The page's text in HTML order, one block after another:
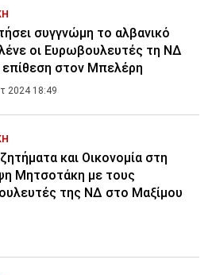
συγγνώμη το αλβανικό
οι Ευρωβουλευτές τη ΝΔ
επίθεση στον Μπελέρη
2024 18:49
και Οικονομία στη
Μητσοτάκη με τους
της ΝΔ στο Μαξίμου